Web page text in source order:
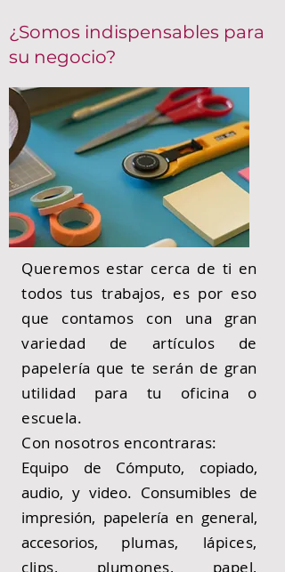
¿Somos indispensables para
su negocio?
Queremos estar cerca de ti en
todos tus trabajos, es por eso
que contamos con una gran
variedad de artículos de
papelería que te serán de gran
utilidad para tu oficina o
escuela.
Con nosotros encontraras:
Equipo de Cómputo, copiado,
audio, y video. Consumibles de
impresión, papelería en general,
accesorios, plumas, lápices,
clips, plumones, papel,